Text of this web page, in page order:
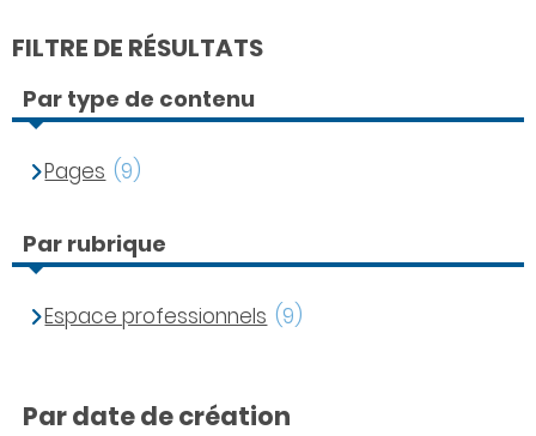
FILTRE DE RÉSULTATS
Par type de contenu
Pages (9)
Par rubrique
Espace professionnels (9)
Par date de création